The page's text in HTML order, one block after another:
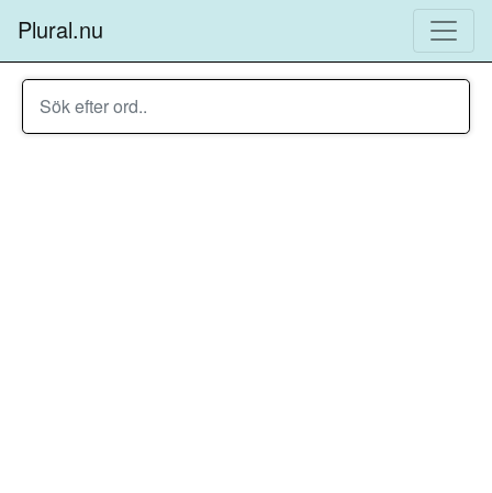
Plural.nu